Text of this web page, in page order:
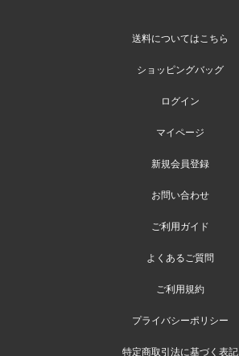
送料についてはこちら
ショッピングバッグ
ログイン
マイページ
新規会員登録
お問い合わせ
ご利用ガイド
よくあるご質問
ご利用規約
プライバシーポリシー
特定商取引法に基づく表記